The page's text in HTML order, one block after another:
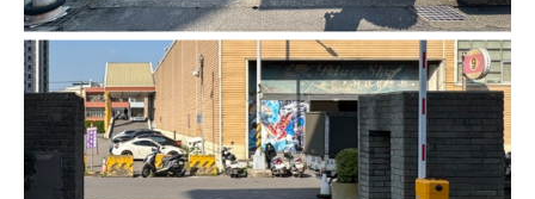
紅綠燈號誌系統系列
停車場周邊系列
影視對講整合系統系列
數位看板系列